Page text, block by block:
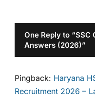
One Reply to “SSC
Answers (2026)”
Pingback: Haryana
Recruitment 2026 –